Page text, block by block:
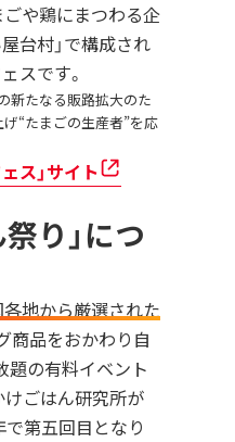
ごや鶏にまつわる企
台村」で構成され
スです。
新たなる販路拡大のた
げ“たまごの生産者”を応
ス」サイト
り」につ
各地から厳選された
商品をおかわり自
題の有料イベント
ごはん研究所が
第五回目となり